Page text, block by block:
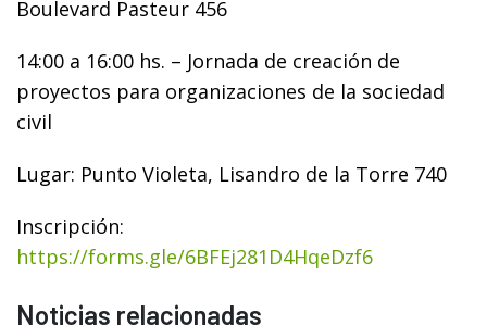
Boulevard Pasteur 456
14:00 a 16:00 hs. – Jornada de creación de
proyectos para organizaciones de la sociedad
civil
Lugar: Punto Violeta, Lisandro de la Torre 740
Inscripción:
https://forms.gle/6BFEj281D4HqeDzf6
Noticias relacionadas